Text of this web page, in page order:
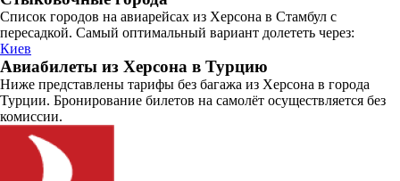
Список городов на авиарейсах из Херсона в Стамбул с
пересадкой. Самый оптимальный вариант долететь через:
Киев
Авиабилеты из Херсона в Турцию
Ниже представлены тарифы без багажа из Херсона в города
Турции. Бронирование билетов на самолёт осуществляется без
комиссии.